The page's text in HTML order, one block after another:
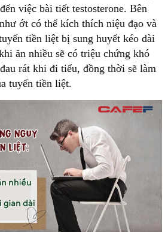
việc bài tiết testosterone. Bên
ớt có thể kích thích niệu đạo và
tiền liệt bị sung huyết kéo dài
ăn nhiều sẽ có triệu chứng khó
rát khi đi tiểu, đồng thời sẽ làm
tuyến tiền liệt.